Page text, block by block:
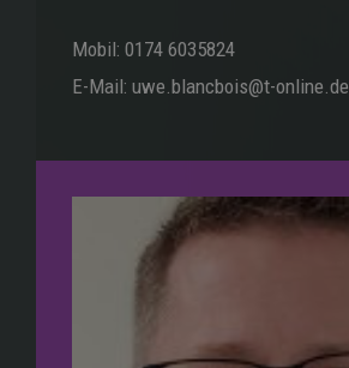
Mobil: 0174 6035824
E-Mail: uwe.blancbois@t-online.de